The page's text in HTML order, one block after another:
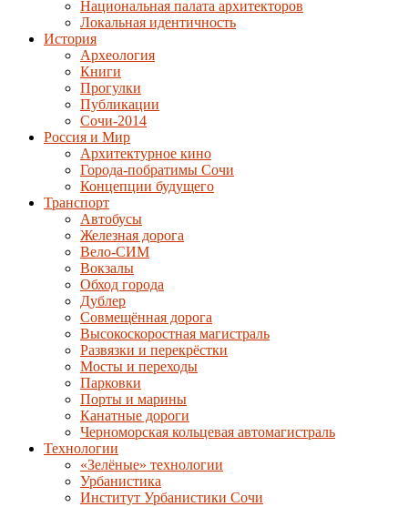
Национальная палата архитекторов
Локальная идентичность
История
Археология
Книги
Прогулки
Публикации
Сочи-2014
Россия и Мир
Архитектурное кино
Города-побратимы Сочи
Концепции будущего
Транспорт
Автобусы
Железная дорога
Вело-СИМ
Вокзалы
Обход города
Дублер
Совмещённая дорога
Высокоскоростная магистраль
Развязки и перекрёстки
Мосты и переходы
Парковки
Порты и марины
Канатные дороги
Черноморская кольцевая автомагистраль
Технологии
«Зелёные» технологии
Урбанистика
Институт Урбанистики Сочи